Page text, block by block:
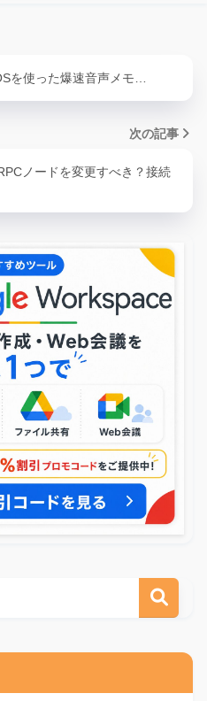
を使った爆速音声メモ…
次の記事
ノードを変更すべき？接続